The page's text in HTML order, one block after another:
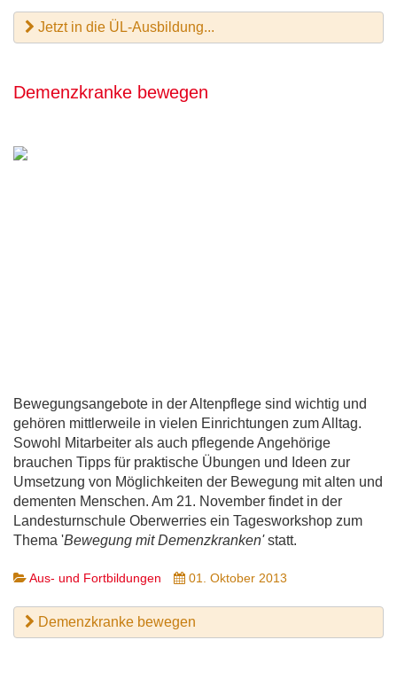
Jetzt in die ÜL-Ausbildung...
Demenzkranke bewegen
Bewegungsangebote in der Altenpflege sind wichtig und
gehören mittlerweile in vielen Einrichtungen zum Alltag.
Sowohl Mitarbeiter als auch pflegende Angehörige
brauchen Tipps für praktische Übungen und Ideen zur
Umsetzung von Möglichkeiten der Bewegung mit alten und
dementen Menschen. Am 21. November findet in der
Landesturnschule Oberwerries ein Tagesworkshop zum
Thema 'Bewegung mit Demenzkranken' statt.
Aus- und Fortbildungen 01. Oktober 2013
Demenzkranke bewegen